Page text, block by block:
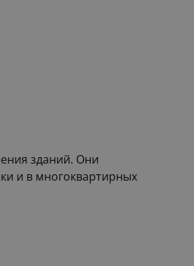
зданий. Они
и в многоквартирных